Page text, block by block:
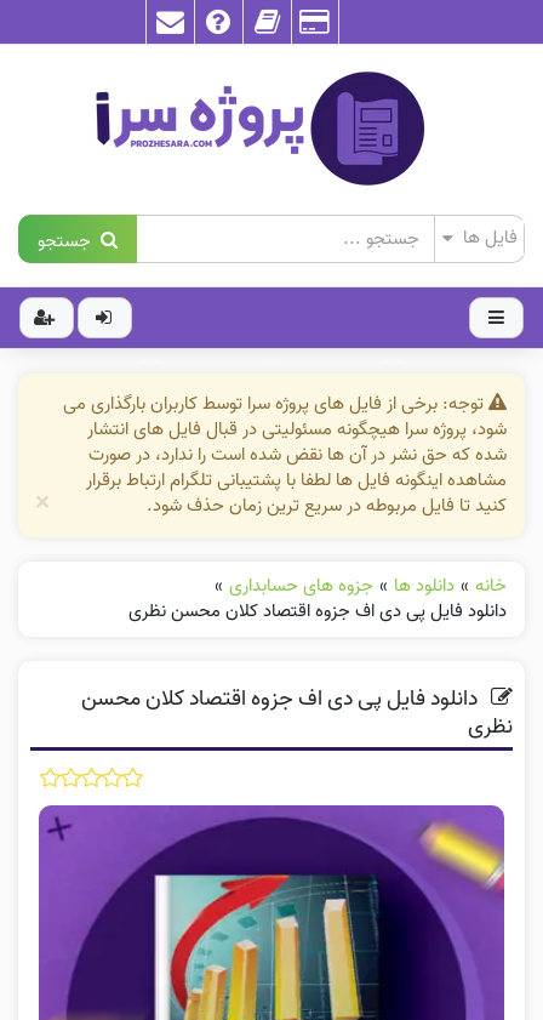
جستجو
توجه: برخی از فایل های پروژه سرا توسط کاربران بارگذاری می
شود، پروژه سرا هیچگونه مسئولیتی در قبال فایل های انتشار
شده که حق نشر در آن ها نقض شده است را ندارد، در صورت
مشاهده اینگونه فایل ها لطفا با پشتیبانی تلگرام ارتباط برقرار
کنید تا فایل مربوطه در سریع ترین زمان حذف شود.
×
خانه » دانلود ها » جزوه های حسابداری »
دانلود فایل پی دی اف جزوه اقتصاد کلان محسن نظری
دانلود فایل پی دی اف جزوه اقتصاد کلان محسن
نظری